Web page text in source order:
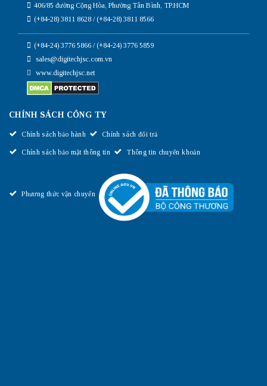
406/85 đường Cộng Hòa, Phường Tân Bình, TP.HCM
(+84-28) 3811 8628 / (+84-28) 3811 8566
(+84-24) 3776 5866 / (+84-24) 3776 5859
sales@digitechjsc.com.vn
www.digitechjsc.net
CHÍNH SÁCH CÔNG TY
Chính sách bảo hành Chính sách đổi trả
Chính sách bảo mật thông tin Thông tin chuyển khoản
Phương thức vận chuyển